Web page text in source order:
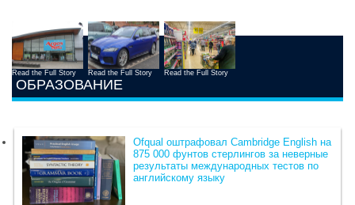
Read the Full Story Read the Full Story Read the Full Story
ОБРАЗОВАНИЕ
Ofqual оштрафовал Cambridge English на
875 000 фунтов стерлингов за неверные
результаты международных тестов по
английскому языку